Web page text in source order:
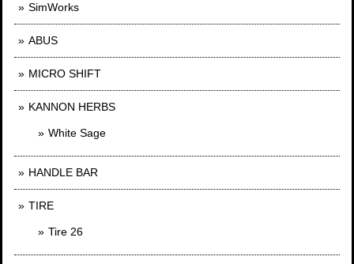
SimWorks
ABUS
MICRO SHIFT
KANNON HERBS
White Sage
HANDLE BAR
TIRE
Tire 26